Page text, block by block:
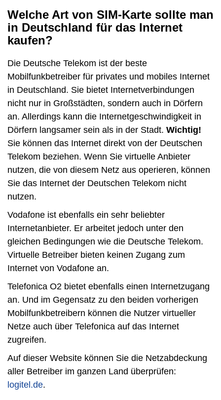
Welche Art von SIM-Karte sollte man
in Deutschland für das Internet
kaufen?
Die Deutsche Telekom ist der beste
Mobilfunkbetreiber für privates und mobiles Internet
in Deutschland. Sie bietet Internetverbindungen
nicht nur in Großstädten, sondern auch in Dörfern
an. Allerdings kann die Internetgeschwindigkeit in
Dörfern langsamer sein als in der Stadt. Wichtig!
Sie können das Internet direkt von der Deutschen
Telekom beziehen. Wenn Sie virtuelle Anbieter
nutzen, die von diesem Netz aus operieren, können
Sie das Internet der Deutschen Telekom nicht
nutzen.
Vodafone ist ebenfalls ein sehr beliebter
Internetanbieter. Er arbeitet jedoch unter den
gleichen Bedingungen wie die Deutsche Telekom.
Virtuelle Betreiber bieten keinen Zugang zum
Internet von Vodafone an.
Telefonica O2 bietet ebenfalls einen Internetzugang
an. Und im Gegensatz zu den beiden vorherigen
Mobilfunkbetreibern können die Nutzer virtueller
Netze auch über Telefonica auf das Internet
zugreifen.
Auf dieser Website können Sie die Netzabdeckung
aller Betreiber im ganzen Land überprüfen:
logitel.de.